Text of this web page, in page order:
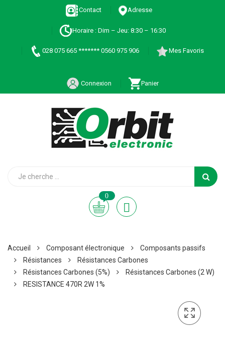
Contact Adresse
Horaire : Dim – Jeu: 8:30 – 16:30
028 075 665 ******* 0560 975 906 Mes Favoris
Connexion Panier
0
Accueil Composant électronique
Composants passifs
Résistances
Résistances Carbones
Résistances Carbones (5%)
Résistances Carbones (2 W)
RESISTANCE 470R 2W 1%